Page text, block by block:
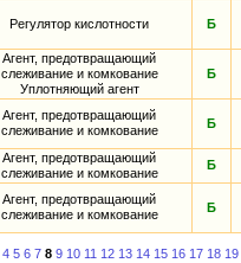
Регулятор кислотности Б
Агент, предотвращающий
слеживание и комкование
Уплотняющий агент
Б
Агент, предотвращающий
слеживание и комкование
Б
Агент, предотвращающий
слеживание и комкование
Б
Агент, предотвращающий
слеживание и комкование
Б
4 5 6 7 8 9 10 11 12 13 14 15 16 17 18 19